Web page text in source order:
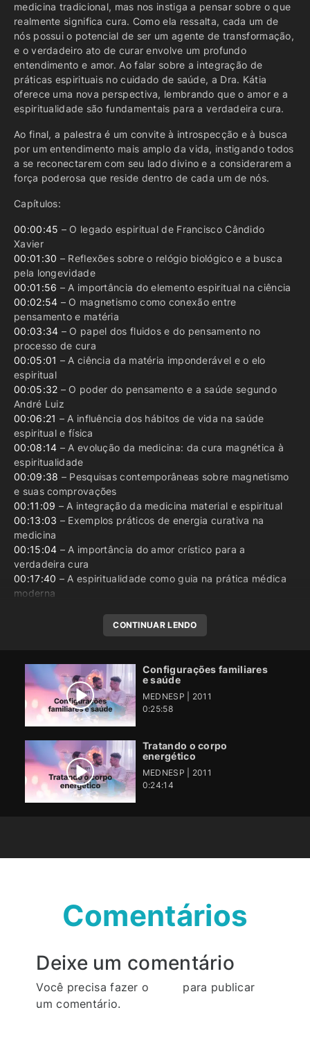
medicina tradicional, mas nos instiga a pensar sobre o que
realmente significa cura. Como ela ressalta, cada um de
nós possui o potencial de ser um agente de transformação,
e o verdadeiro ato de curar envolve um profundo
entendimento e amor. Ao falar sobre a integração de
práticas espirituais no cuidado de saúde, a Dra. Kátia
oferece uma nova perspectiva, lembrando que o amor e a
espiritualidade são fundamentais para a verdadeira cura.
Ao final, a palestra é um convite à introspecção e à busca
por um entendimento mais amplo da vida, instigando todos
a se reconectarem com seu lado divino e a considerarem a
força poderosa que reside dentro de cada um de nós.
Capítulos:
00:00:45 – O legado espiritual de Francisco Cândido
Xavier
00:01:30 – Reflexões sobre o relógio biológico e a busca
pela longevidade
00:01:56 – A importância do elemento espiritual na ciência
00:02:54 – O magnetismo como conexão entre
pensamento e matéria
00:03:34 – O papel dos fluidos e do pensamento no
processo de cura
00:05:01 – A ciência da matéria imponderável e o elo
espiritual
00:05:32 – O poder do pensamento e a saúde segundo
André Luiz
00:06:21 – A influência dos hábitos de vida na saúde
espiritual e física
00:08:14 – A evolução da medicina: da cura magnética à
espiritualidade
00:09:38 – Pesquisas contemporâneas sobre magnetismo
e suas comprovações
00:11:09 – A integração da medicina material e espiritual
00:13:03 – Exemplos práticos de energia curativa na
medicina
00:15:04 – A importância do amor crístico para a
verdadeira cura
00:17:40 – A espiritualidade como guia na prática médica
moderna
CONTINUAR LENDO
Configurações familiares
e saúde
MEDNESP | 2011
0:25:58
Tratando o corpo
energético
MEDNESP | 2011
0:24:14
Comentários
Deixe um comentário
Você precisa fazer o
para publicar
um comentário.